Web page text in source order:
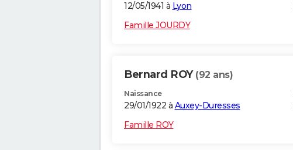
12/05/1941 à Lyon
Famille JOURDY
Bernard ROY (92 ans)
Naissance
29/01/1922 à Auxey-Duresses
Famille ROY